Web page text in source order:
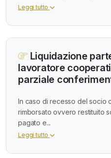
Leggi tutto
Liquidazione
lavoratore
parziale
In caso di recesso del socio
rimborsato ovvero restituito
pagato e...
Leggi tutto